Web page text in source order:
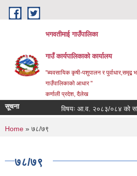
Skip to main content
भगवतीमाई गाउँपालिका
गाउँ कार्यपालिकाको कार्यालय
"ब्यवसायिक कृषी-पशुपालन र पुर्वाधार,समृद्ब
गाउँपालिकाको आधार "
कर्णाली प्रदेश, दैलेख
सूचना विषयः आ.व. २०८३/०८४ को सहिद
You are here
Home » ७८/७९
७८/७९